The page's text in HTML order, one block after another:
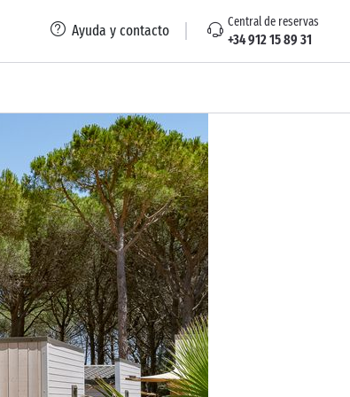
Ayuda y contacto Central de reservas
+34 912 15 89 31